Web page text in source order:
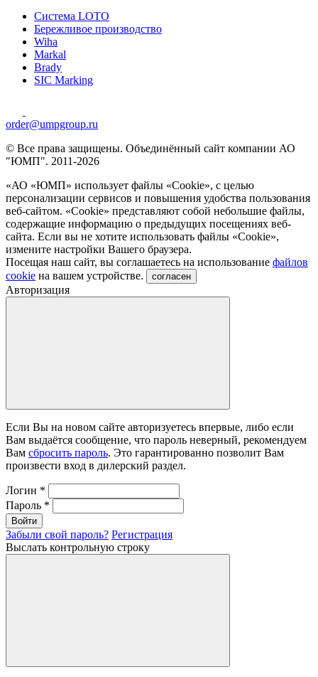
Система LOTO
Бережливое производство
Wiha
Markal
Brady
SIC Marking
order@umpgroup.ru
© Все права защищены. Объединённый сайт компании АО
"ЮМП". 2011-2026
«АО «ЮМП» использует файлы «Сookie», с целью
персонализации сервисов и повышения удобства пользования
веб-сайтом. «Cookie» представляют собой небольшие файлы,
содержащие информацию о предыдущих посещениях веб-
сайта. Если вы не хотите использовать файлы «Сookie»,
измените настройки Вашего браузера.
Посещая наш сайт, вы соглашаетесь на использование файлов
cookie на вашем устройстве. согласен
Авторизация
Если Вы на новом сайте авторизуетесь впервые, либо если
Вам выдаётся сообщение, что пароль неверный, рекомендуем
Вам сбросить пароль. Это гарантированно позволит Вам
произвести вход в дилерский раздел.
Логин *
Пароль *
Войти
Забыли свой пароль? Регистрация
Выслать контрольную строку